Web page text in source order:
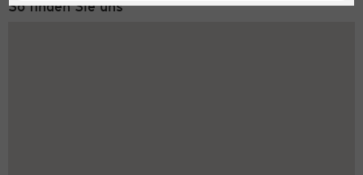
So finden Sie uns